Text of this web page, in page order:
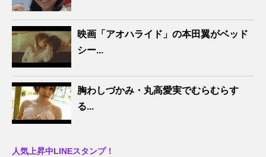
映画「アオハライド」の本田翼がベッド
シー...
胸わしづかみ・丸高愛実でむらむらす
る...
人気上昇中LINEスタンプ！